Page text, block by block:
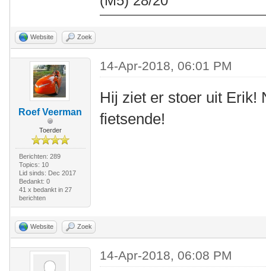
Website Zoek
Roef Veerman
Toerder
Berichten: 289
Topics: 10
Lid sinds: Dec 2017
Bedankt: 0
41 x bedankt in 27
berichten
14-Apr-2018, 06:01 PM
Hij ziet er stoer uit Erik!
fietsende!
Website Zoek
14-Apr-2018, 06:08 PM